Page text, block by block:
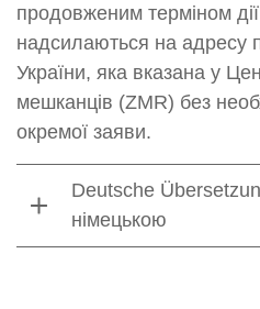
продовженим терміном
надсилаються на адресу
України, яка вказана у
мешканців (ZMR) без
окремої заяви.
Deutsche
німецькою